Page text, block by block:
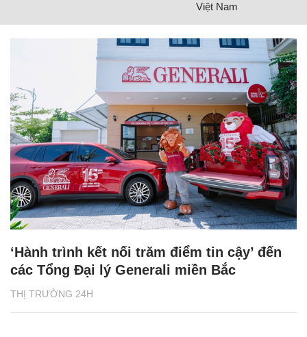
Việt Nam
THỊ TRƯỜNG 24H
‘Hành trình kết nối trăm điểm tin cậy’ đến
các Tổng Đại lý Generali miền Bắc